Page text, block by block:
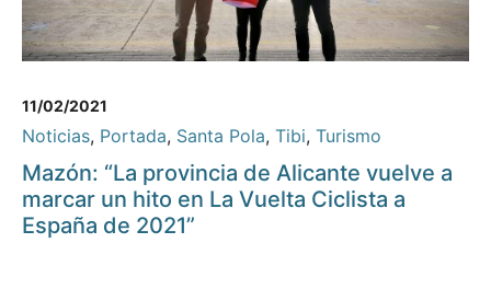
11/02/2021
Noticias, Portada, Santa Pola, Tibi, Turismo
Mazón: “La provincia de Alicante vuelve a
marcar un hito en La Vuelta Ciclista a
España de 2021”